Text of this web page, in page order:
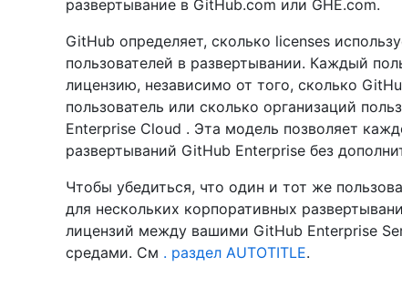
развертывание в GitHub.com или GHE.com.
GitHub определяет, сколько licenses
пользователей в развертывании. Каждый
лицензию, независимо от того, сколько
пользователь или сколько организаций
Enterprise Cloud . Эта модель позволяет
развертываний GitHub Enterprise без
Чтобы убедиться, что один и тот же
для нескольких корпоративных
лицензий между вашими GitHub Enterprise
средами. См . раздел AUTOTITLE.